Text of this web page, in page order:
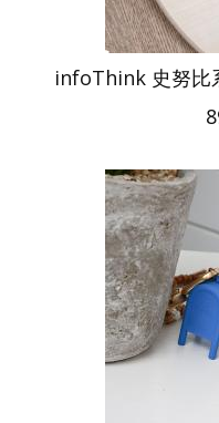
infoThink 史努比